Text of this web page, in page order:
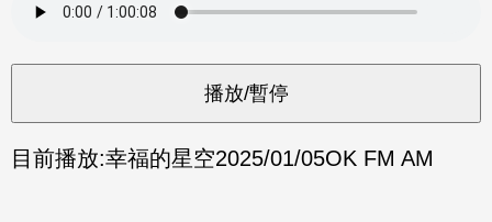
目前播放:幸福的星空2025/01/05OK FM AM